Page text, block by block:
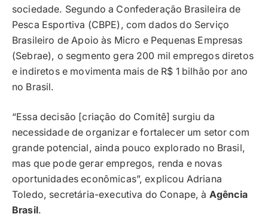
sociedade. Segundo a Confederação Brasileira de
Pesca Esportiva (CBPE), com dados do Serviço
Brasileiro de Apoio às Micro e Pequenas Empresas
(Sebrae), o segmento gera 200 mil empregos diretos
e indiretos e movimenta mais de R$ 1 bilhão por ano
no Brasil.
“Essa decisão [criação do Comitê] surgiu da
necessidade de organizar e fortalecer um setor com
grande potencial, ainda pouco explorado no Brasil,
mas que pode gerar empregos, renda e novas
oportunidades econômicas”, explicou Adriana
Toledo, secretária-executiva do Conape, à Agência
Brasil.